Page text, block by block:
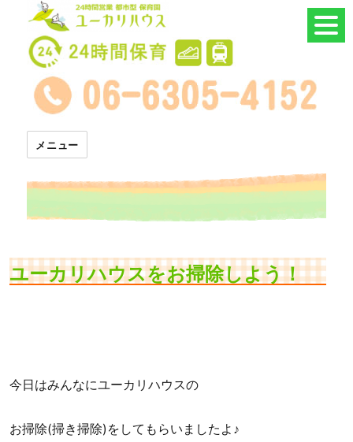
24時間託児所 ユーカリハウス
メニュー
ユーカリハウスをお掃除しよう！
今日はみんなにユーカリハウスの
お掃除(掃き掃除)をしてもらいましたよ♪